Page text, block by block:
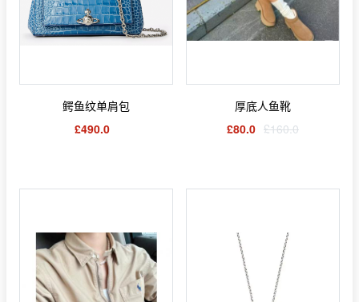
鳄鱼纹单肩包
£490.0
厚底人鱼靴
£80.0 £160.0